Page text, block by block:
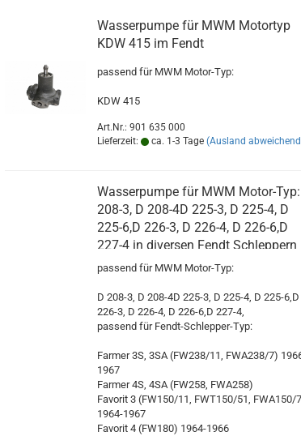
Wasserpumpe für MWM Motortyp
KDW 415 im Fendt
passend für MWM Motor-Typ:
KDW 415
Art.Nr.: 901 635 000
Lieferzeit:
ca. 1-3 Tage (Ausland
Wasserpumpe für MWM Motor-
208-3, D 208-4D 225-3, D 225-4, D
225-6,D 226-3, D 226-4, D 226-6,D
227-4 in diversen Fendt Schleppern
passend für MWM Motor-Typ:
D 208-3, D 208-4D 225-3, D 225-4, D 225-6,D
226-3, D 226-4, D 226-6,D 227-4,
passend für Fendt-Schlepper-Typ:
Farmer 3S, 3SA (FW238/11, FWA238/7)
1967
Farmer 4S, 4SA (FW258, FWA258)
Favorit 3 (FW150/11, FWT150/51, FWA150/
1964-1967
Favorit 4 (FW180) 1964-1966